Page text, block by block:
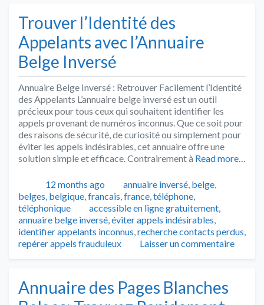
Trouver l’Identité des
Appelants avec l’Annuaire
Belge Inversé
Annuaire Belge Inversé : Retrouver Facilement l’Identité
des Appelants L’annuaire belge inversé est un outil
précieux pour tous ceux qui souhaitent identifier les
appels provenant de numéros inconnus. Que ce soit pour
des raisons de sécurité, de curiosité ou simplement pour
éviter les appels indésirables, cet annuaire offre une
solution simple et efficace. Contrairement à Read more…
Publié12 months ago Catégories
annuaire inversé, belge,
belges, belgique,francais,france,téléphone,
téléphonique
Tags
accessible en ligne gratuitement,
annuaire belge inversé,éviter appels indésirables,
identifier appelants inconnus,recherche contacts perdus,
repérer appels frauduleux
Laisser un commentaire
Annuaire des Pages Blanches